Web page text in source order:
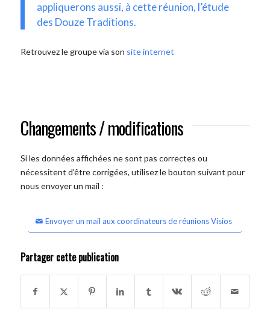
appliquerons aussi, à cette réunion, l’étude
des Douze Traditions.
Retrouvez le groupe via son site internet
Changements / modifications
Si les données affichées ne sont pas correctes ou
nécessitent d'être corrigées, utilisez le bouton suivant pour
nous envoyer un mail :
Envoyer un mail aux coordinateurs de réunions Visios
Partager cette publication